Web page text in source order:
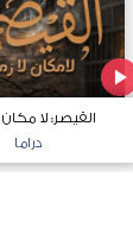
القيصر: لا مكان
دراما